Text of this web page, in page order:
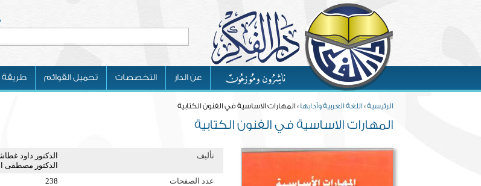
عن الدار التخصصات تحميل القوائم طريقة
الرئيسية» اللغة العربية وآدابها » المهارات الاساسية في الفنون الكتابية
المهارات الاساسية في الفنون الكتابية
تأليف
الدكتور داود
الدكتور مصطفى
عدد الصفحات
238